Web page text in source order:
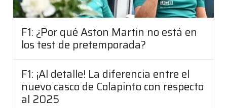
F1: ¿Por qué Aston Martin no está en
los test de pretemporada?
F1: ¡Al detalle! La diferencia entre el
nuevo casco de Colapinto con respecto
al 2025